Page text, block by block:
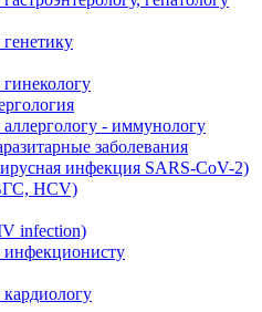
- иммунологу
заболевания
инфекция SARS-CoV-2)
HCV)
infection)
инфекционисту